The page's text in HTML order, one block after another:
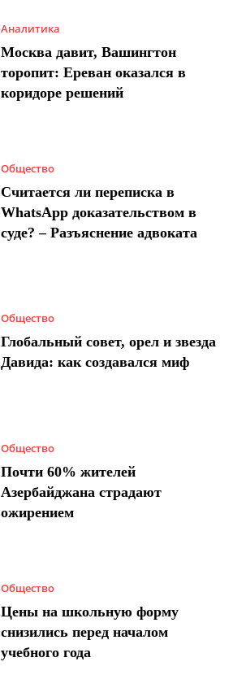
Аналитика
Москва давит, Вашингтон
торопит: Ереван оказался в
коридоре решений
Общество
Считается ли переписка в
WhatsApp доказательством в
суде? – Разъяснение адвоката
Общество
Глобальный совет, орел и звезда
Давида: как создавался миф
Общество
Почти 60% жителей
Азербайджана страдают
ожирением
Общество
Цены на школьную форму
снизились перед началом
учебного года